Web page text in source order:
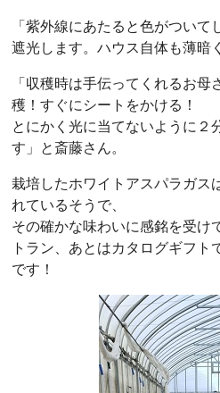
「紫外線にあたると色がつい
遮光します。ハウス自体も薄暗
「収穫時は手伝ってくれるお
穫！すぐにシートをかける！
とにかく光に当てないように２
す」と斎藤さん。
栽培したホワイトアスパラガス
れているそうで、
その確かな味わいに感銘を受け
トラン、あとはカタログギフト
です！